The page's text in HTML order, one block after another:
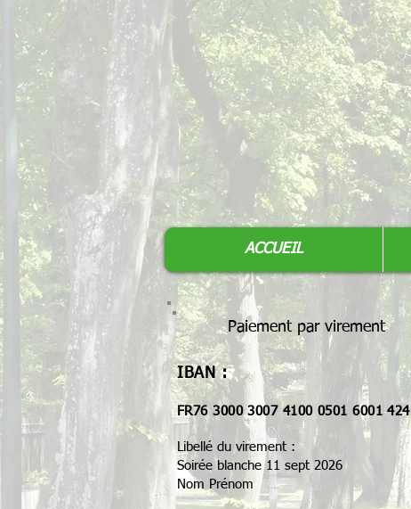
Paiement par virement
IBAN :
FR76 3000 3007 4100 0501 6001 424
Libellé du virement :
Soirée blanche 11 sept 2026
Nom Prénom
ACCUEIL